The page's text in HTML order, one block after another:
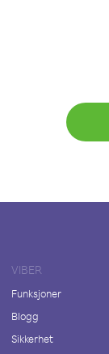
VIBER
Funksjoner
Blogg
Sikkerhet